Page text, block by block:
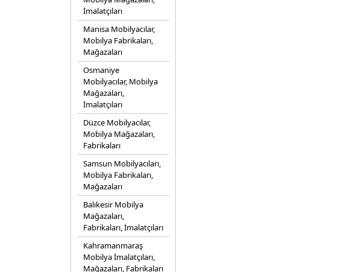
İmalatçıları
Manisa Mobilyacılar,
Mobilya Fabrikaları,
Mağazaları
Osmaniye
Mobilyacılar, Mobilya
Mağazaları,
İmalatçıları
Düzce Mobilyacılar,
Mobilya Mağazaları,
Fabrikaları
Samsun Mobilyacıları,
Mobilya Fabrikaları,
Mağazaları
Balıkesir Mobilya
Mağazaları,
Fabrikaları, İmalatçıları
Kahramanmaraş
Mobilya İmalatçıları,
Mağazaları, Fabrikaları